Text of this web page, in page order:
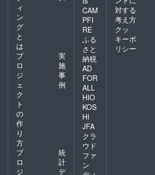
ィ
ン
グ
と
は
プ
ロ
ジ
ェ
ク
ト
の
作
り
方
実
施
事
例
プ
ロ
ジ
統
計
デ
CAM
PFI
RE
ふる
さと
納税
AD
FOR
ALL
HIO
KOS
HI
JFA
クラ
ウド
ファ
ン
対する
考え方
クッ
キーポ
リシー